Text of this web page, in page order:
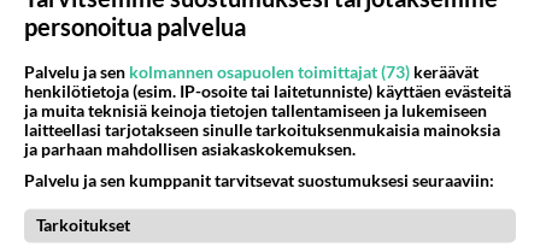
Remember my name - Fame!
personoitua palvelua
Palvelu ja sen kolmannen osapuolen toimittajat (73) keräävät
henkilötietoja (esim. IP-osoite tai laitetunniste) käyttäen evästeitä
ja muita teknisiä keinoja tietojen tallentamiseen ja lukemiseen
laitteellasi tarjotakseen sinulle tarkoituksenmukaisia mainoksia
ja parhaan mahdollisen asiakaskokemuksen.
Palvelu ja sen kumppanit tarvitsevat suostumuksesi seuraaviin:
Tarkoitukset